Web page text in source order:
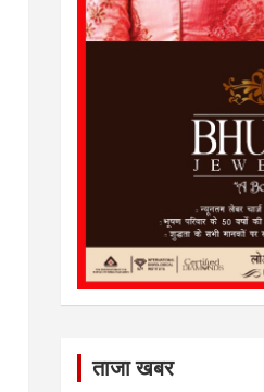
ताजा खबर